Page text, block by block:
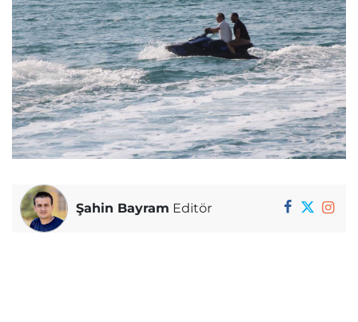
Şahin Bayram Editör